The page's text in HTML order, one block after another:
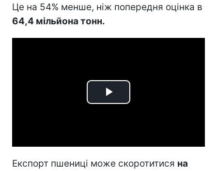
Це на 54% менше, ніж попередня оцінка в
64,4 мільйона тонн.
Play
Експорт пшениці може скоротитися на